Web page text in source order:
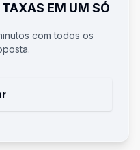
EM UM SÓ
com todos os